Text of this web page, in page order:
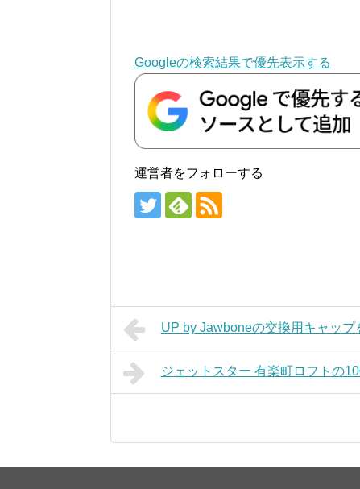
Googleの検索結果で優先表示する
運営者をフォローする
UP by Jawboneの交換用キャップ
ジェットスター 有楽町ロフトの